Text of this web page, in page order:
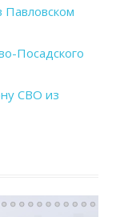
Павловском
Посадского
СВО из